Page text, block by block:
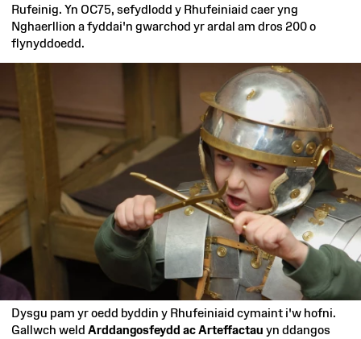
Rufeinig. Yn OC75, sefydlodd y Rhufeiniaid caer yng
Nghaerllion a fyddai'n gwarchod yr ardal am dros 200 o
flynyddoedd.
Dysgu pam yr oedd byddin y Rhufeiniaid cymaint i'w hofni.
Gallwch weld Arddangosfeydd ac Arteffactau yn ddangos